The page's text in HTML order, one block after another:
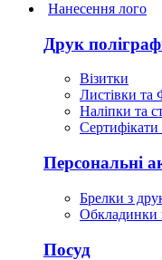
Нанесення лого
Друк
Візитки
Листівки та
Наліпки та
Персональні
Брелки з
Обкладинки
Посуд